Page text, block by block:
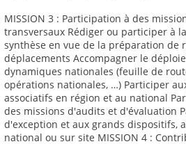
MISSION 3 : Participation à des
transversaux Rédiger ou participer à
synthèse en vue de la préparation de
déplacements Accompagner le
dynamiques nationales (feuille de
opérations nationales, …) Participer
associatifs en région et au national
des missions d'audits et d'évaluation
d'exception et aux grands dispositifs,
national ou sur site MISSION 4 :